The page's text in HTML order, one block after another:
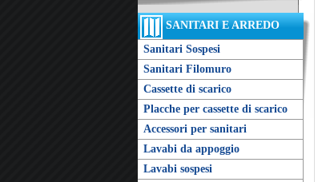
SANITARI E ARREDO
Sanitari Sospesi
Sanitari Filomuro
Cassette di scarico
Placche per cassette di scarico
Accessori per sanitari
Lavabi da appoggio
Lavabi sospesi